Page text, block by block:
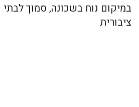
במיקום נוח בשכונה, סמוך
ציבורית